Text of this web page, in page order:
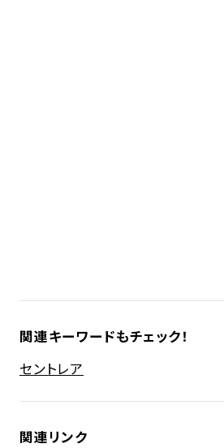
関連キーワードもチェック！
セントレア
関連リンク